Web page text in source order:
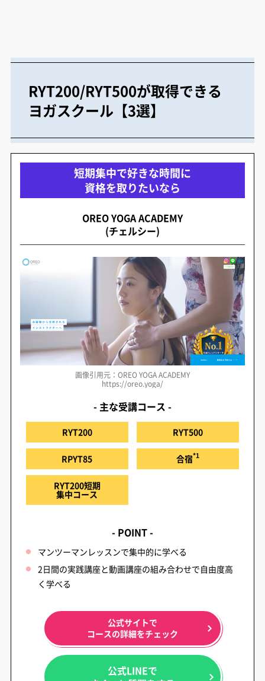
RYT200/RYT500が取得できる
ヨガスクール【3選】
短期集中で好きな時間に
資格を取りたいなら
OREO YOGA ACADEMY
(チェルシー)
画像引用元：OREO YOGA ACADEMY
https://oreo.yoga/
- 主な受講コース -
RYT200 RYT500
RPYT85 合宿*1
RYT200短期
集中コース
- POINT -
マンツーマンレッスンで集中的に学べる
2日間の実践講座と動画講座の組み合わせで自由度高
く学べる
公式サイトで
コースの詳細をチェック
公式LINEで